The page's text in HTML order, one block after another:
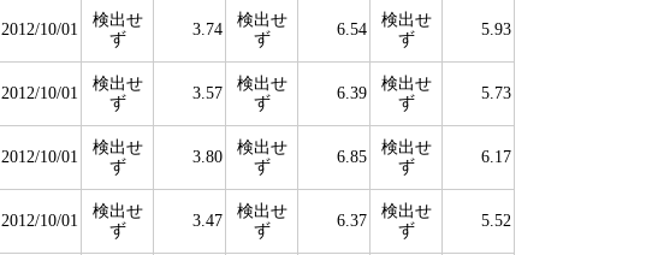
2012/10/01
検出せ
ず
3.74
検出せ
ず
6.54
検出せ
ず
5.93
2012/10/01
検出せ
ず
3.57
検出せ
ず
6.39
検出せ
ず
5.73
2012/10/01
検出せ
ず
3.80
検出せ
ず
6.85
検出せ
ず
6.17
2012/10/01
検出せ
ず
3.47
検出せ
ず
6.37
検出せ
ず
5.52